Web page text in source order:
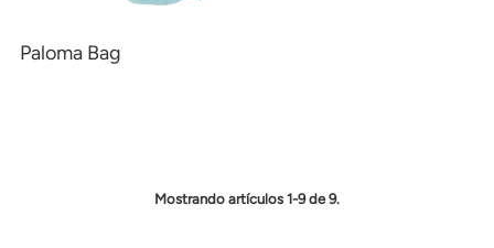
Paloma Bag
Mostrando artículos 1-9 de 9.